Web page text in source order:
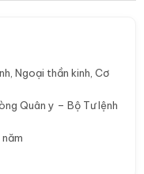
Ngoại thần kinh Cơ
Quân y – Bộ Tư lệnh